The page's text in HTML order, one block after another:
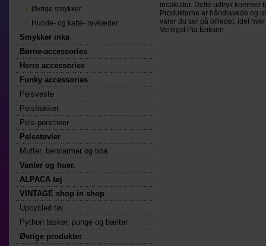
Øvrige smykker
Hunde- og katte- ravkæder
Smykker inka
Børne-accessories
Herre accessories
Funky accessories
Pelsveste
Pelsfrakker
Pels-ponchoer
Pelsstøvler
Muffer, benvarmer og boa
Vanter og huer.
ALPACA tøj
VINTAGE shop in shop
Upcycled tøj
Python tasker, punge og bælter
Øvrige produkter
incakultur. Dette udtryk
Produkterne er håndlavede og
varer du ser på billedet, idet
Venligst Pia Eriksen